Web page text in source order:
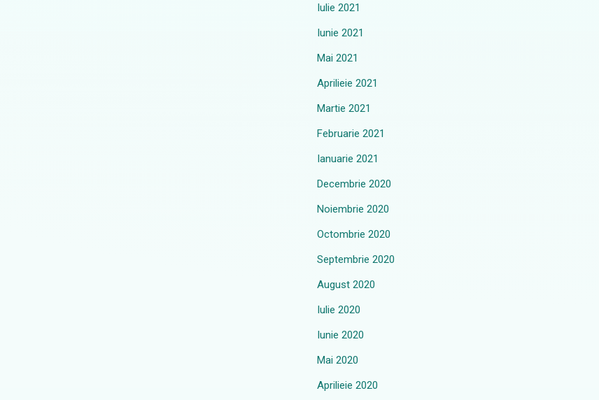
Iulie 2021
Iunie 2021
Mai 2021
Aprilieie 2021
Martie 2021
Februarie 2021
Ianuarie 2021
Decembrie 2020
Noiembrie 2020
Octombrie 2020
Septembrie 2020
August 2020
Iulie 2020
Iunie 2020
Mai 2020
Aprilieie 2020